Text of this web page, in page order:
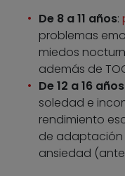
De 8 a 11 años:
problemas
miedos
además de
De 12 a 16 años
soledad e
rendimiento
de adaptación
ansiedad